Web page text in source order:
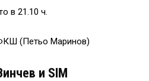
в 21.10 ч.
(Петьо Маринов)
и SIM